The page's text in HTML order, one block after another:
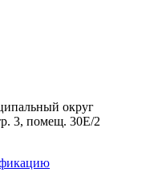
округ
3, помещ. 30Е/2